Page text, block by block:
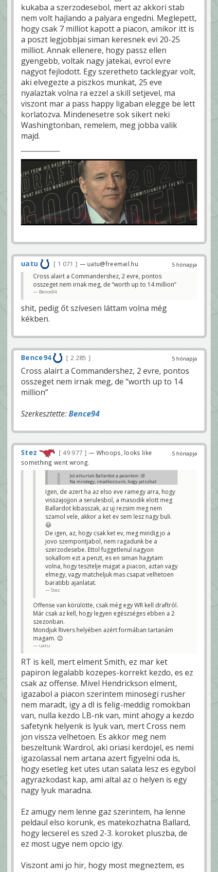
kukaba a szerzodesebol, mert az akkori stab
nem volt hajlando a palyara engedni. Meglepett,
hogy csak 7 milliot kapott a piacon, amikor itt is
a poszt legjobbjai siman keresnek evi 20-25
milliot. Annak ellenere, hogy passz ellen
gyengebb, voltak nagy jatekai, evrol evre
nagyot fejlodott. Egy szeretheto tacklegyar volt,
aki elvegezte a piszkos munkat, 25 eve
nyalaztak volna ra ezzel a skill setjevel, ma
viszont mar a pass happy ligaban elegge be lett
korlatozva. Mindenesetre sok sikert neki
Washingtonban, remelem, meg jobba valik
majd.
5 hónapja
uatu 1 071 — uatu@freemail.hu
Cross alairt a Commandershez, 2 evre, pontos
osszeget nem irnak meg, de “worth up to 14 million”
Bence94
shit, pedig őt szívesen láttam volna még
kékben.
5 hónapja
Bence94 2 285
Cross alairt a Commandershez, 2 evre, pontos
osszeget nem irnak meg, de “worth up to 14
million”
Szerkesztette:Bence94
5 hónapja
Stez 49 977
— Whoops, looks like
something went wrong.
Jol atkurtak Ballardot a palankon. 🤣
Na mindegy, imadkozzunk, hogy jatszhat
maradt, lyukakkal meg tele a csapat. Igy
azert nagyon megnezem majd a
frontunkat 2026-ban. 😃
Stez
Igen, de azert ha az elso eve ramegy arra, hogy
visszajojjon a serulesbol, a masodik elott meg
Ballardot kibasszak, az uj rezsim meg nem
szamol vele, akkor a ket ev sem lesz nagy buli.
😃
De igen, az, hogy csak ket ev, meg mindig jo a
jovo szempontjabol, nem ragadunk be a
szerzodesebe. Ettol fuggetlenul nagyon
sokallom ezt a penzt, es en siman hagytam
volna, hogy tesztelje magat a piacon, aztan vagy
elmegy, vagy matcheljuk mas csapat velhetoen
baratibb ajanlatat.
Stez
Offense van körülötte, csak még egy WR kell draftról.
Már csak az kell, hogy legyen egészséges ebben a 2
szezonban.
Mondjuk Rivers helyében azért formában tartanám
magam. 😉
uatu
RT is kell, mert elment Smith, ez mar ket
papiron legalabb kozepes-korrekt kezdo, es ez
csak az offense. Mivel Hendrickson elment,
igazabol a piacon szerintem minosegi rusher
nem maradt, igy a dl is felig-meddig romokban
van, nulla kezdo LB-nk van, mint ahogy a kezdo
safetynk helyenk is lyuk van, mert Cross nem
jon vissza velhetoen. Es akkor meg nem
beszeltunk Wardrol, aki oriasi kerdojel, es nemi
igazolassal nem artana azert figyelni oda is,
hogy esetleg ket utes utan salata lesz es egybol
agyrazkodast kap, ami altal az o helyen is egy
nagy lyuk maradna.
Ez amugy nem lenne gaz szerintem, ha lenne
peldaul elso korunk, es matekozhatna Ballard,
hogy lecserel es szed 2-3. koroket pluszba, de
ez most ugye nem opcio igy.
Viszont ami jo hir, hogy most megneztem, es